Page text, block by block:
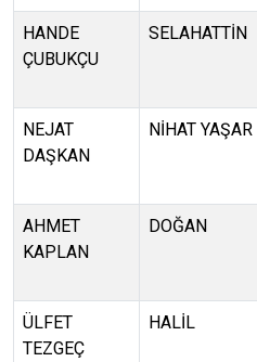
HANDE
ÇUBUKÇU
SELAHATTİN
NEJAT
DAŞKAN
NİHAT YAŞAR
AHMET
KAPLAN
DOĞAN
ÜLFET
TEZGEÇ
HALİL